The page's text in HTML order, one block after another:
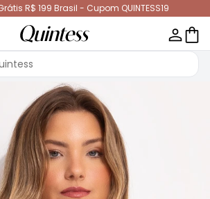
R$ 199 Brasil - Cupom QUINTESS19